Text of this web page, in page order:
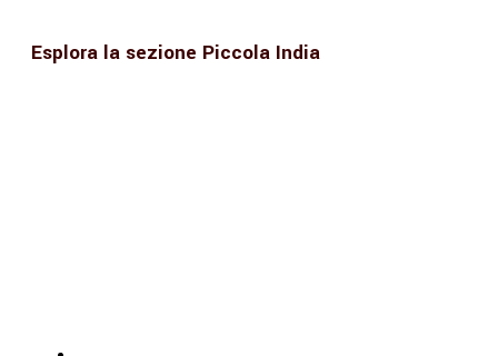
Esplora la sezione Piccola India